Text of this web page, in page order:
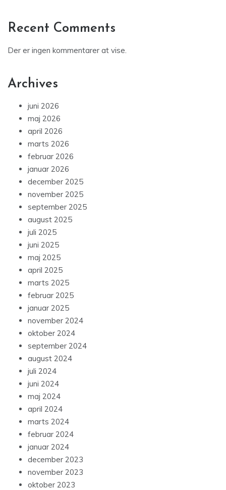
Recent Comments
Der er ingen kommentarer at vise.
Archives
juni 2026
maj 2026
april 2026
marts 2026
februar 2026
januar 2026
december 2025
november 2025
september 2025
august 2025
juli 2025
juni 2025
maj 2025
april 2025
marts 2025
februar 2025
januar 2025
november 2024
oktober 2024
september 2024
august 2024
juli 2024
juni 2024
maj 2024
april 2024
marts 2024
februar 2024
januar 2024
december 2023
november 2023
oktober 2023